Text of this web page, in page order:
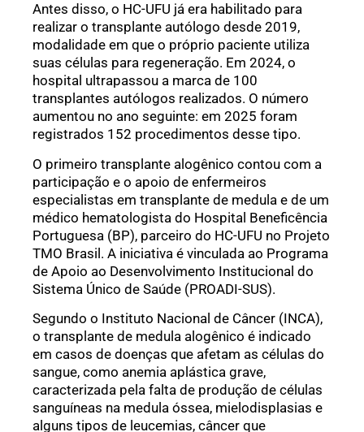
Antes disso, o HC-UFU já era habilitado para
realizar o transplante autólogo desde 2019,
modalidade em que o próprio paciente utiliza
suas células para regeneração. Em 2024, o
hospital ultrapassou a marca de 100
transplantes autólogos realizados. O número
aumentou no ano seguinte: em 2025 foram
registrados 152 procedimentos desse tipo.
O primeiro transplante alogênico contou com a
participação e o apoio de enfermeiros
especialistas em transplante de medula e de um
médico hematologista do Hospital Beneficência
Portuguesa (BP), parceiro do HC-UFU no Projeto
TMO Brasil. A iniciativa é vinculada ao Programa
de Apoio ao Desenvolvimento Institucional do
Sistema Único de Saúde (PROADI-SUS).
Segundo o Instituto Nacional de Câncer (INCA),
o transplante de medula alogênico é indicado
em casos de doenças que afetam as células do
sangue, como anemia aplástica grave,
caracterizada pela falta de produção de células
sanguíneas na medula óssea, mielodisplasias e
alguns tipos de leucemias, câncer que